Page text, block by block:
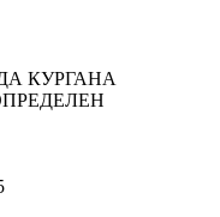
КУРГАНА
ОПРЕДЕЛЕН